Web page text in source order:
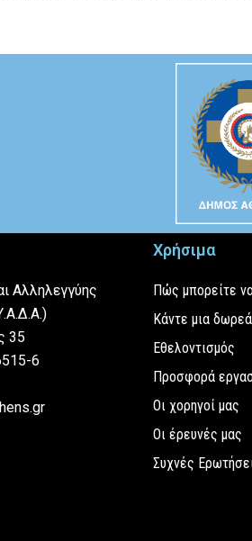
Αλληλεγγύης
35
6
Χρήσιμα
Πώς μπορείτε
Κάντε μια δωρεά
Εθελοντισμός
Προσφορά
Οι χορηγοί μας
Οι έρευνές μας
Συχνές